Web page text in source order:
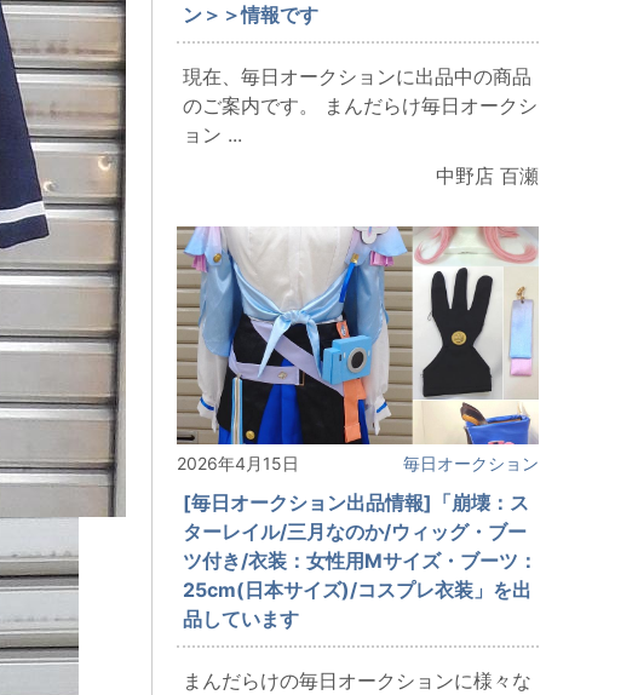
ン＞＞情報です
現在、毎日オークションに出品中の商品
のご案内です。 まんだらけ毎日オークシ
ョン ...
中野店 百瀬
2026年4月15日 毎日オークション
[毎日オークション出品情報]「崩壊：ス
ターレイル/三月なのか/ウィッグ・ブー
ツ付き/衣装：女性用Mサイズ・ブーツ：
25cm(日本サイズ)/コスプレ衣装」を出
品しています
まんだらけの毎日オークションに様々な